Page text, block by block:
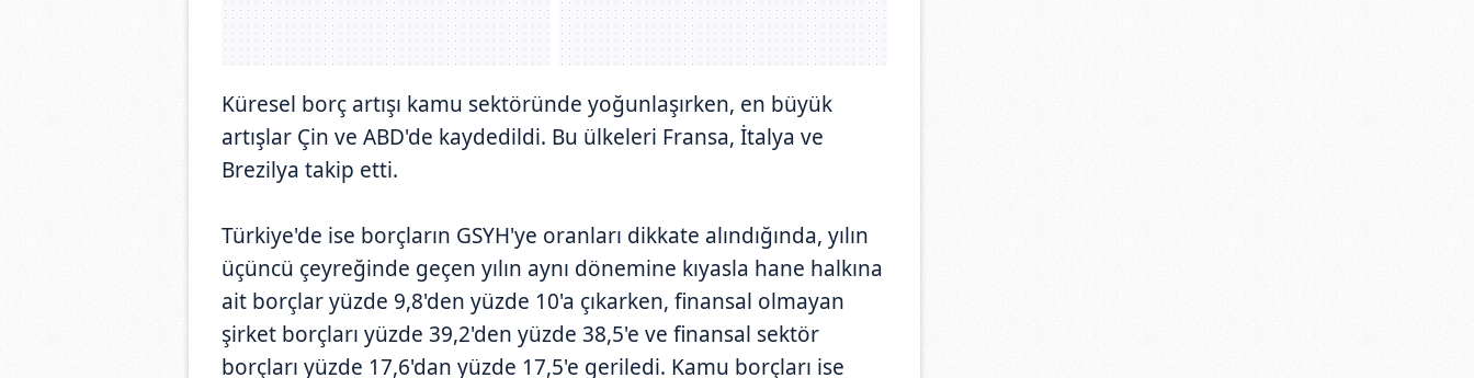
Küresel borç artışı kamu sektöründe yoğunlaşırken, en büyük
artışlar Çin ve ABD'de kaydedildi. Bu ülkeleri Fransa, İtalya ve
Brezilya takip etti.
Türkiye'de ise borçların GSYH'ye oranları dikkate alındığında, yılın
üçüncü çeyreğinde geçen yılın aynı dönemine kıyasla hane halkına
ait borçlar yüzde 9,8'den yüzde 10'a çıkarken, finansal olmayan
şirket borçları yüzde 39,2'den yüzde 38,5'e ve finansal sektör
borçları yüzde 17,6'dan yüzde 17,5'e geriledi. Kamu borçları ise